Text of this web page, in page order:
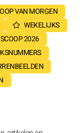
VAN MORGEN
WEKELIJKS
2026